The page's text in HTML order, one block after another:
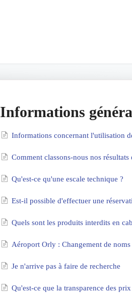
Informations
Informations concernant l'utilisation
Comment classons-nous nos résultats
Qu'est-ce qu'une escale technique ?
Est-il possible d'effectuer une
Quels sont les produits interdits en
Aéroport Orly : Changement de
Je n'arrive pas à faire de recherche
Qu'est-ce que la transparence des prix